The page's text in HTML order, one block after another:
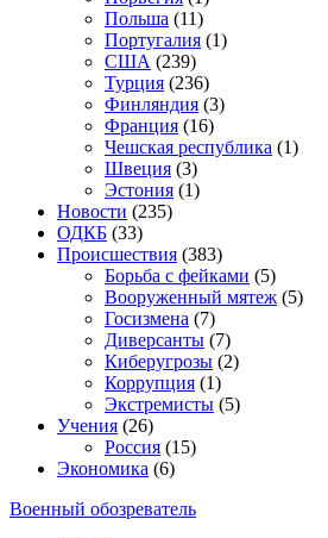
Польша (11)
Португалия (1)
США (239)
Турция (236)
Финляндия (3)
Франция (16)
Чешская республика (1)
Швеция (3)
Эстония (1)
Новости (235)
ОДКБ (33)
Происшествия (383)
Борьба с фейками (5)
Вооруженный мятеж (5)
Госизмена (7)
Диверсанты (7)
Киберугрозы (2)
Коррупция (1)
Экстремисты (5)
Учения (26)
Россия (15)
Экономика (6)
Военный обозреватель